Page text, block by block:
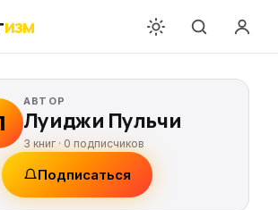
изм
АВТОР
Луиджи Пульчи
3 книг · 0 подписчиков
Подписаться